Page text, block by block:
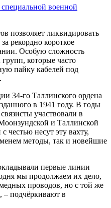
военной
позволяет ликвидировать
рекордно короткое
Особую сложность
которые часто
пайку кабелей под
34‑го Таллинского ордена
в 1941 году. В годы
участвовали в
и Таллинской
честью несут эту вахту,
методы, так и новейшие
первые линии
мы продолжаем их дело,
проводов, но с той же
– подчёркивают в